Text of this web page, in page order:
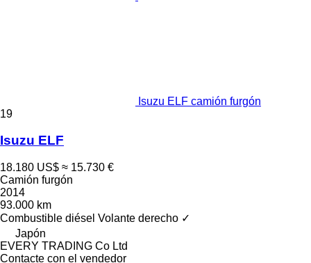
Isuzu ELF camión furgón
19
Isuzu ELF
18.180 US$ ≈ 15.730 €
Camión furgón
2014
93.000 km
Combustible diésel Volante derecho ✓
Japón
EVERY TRADING Co Ltd
Contacte con el vendedor